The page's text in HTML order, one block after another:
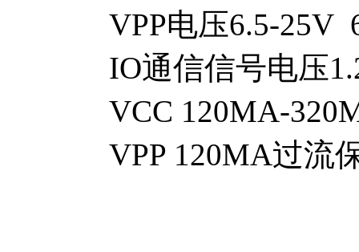
VPP电压6.5-25V
IO通信信号电压
VCC 120MA-
VPP 120MA过流